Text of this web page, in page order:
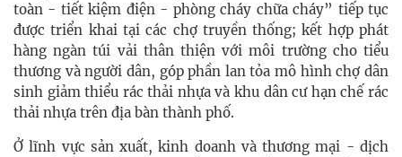
toàn - tiết kiệm điện - phòng cháy chữa cháy” tiếp tục
được triển khai tại các chợ truyền thống; kết hợp phát
hàng ngàn túi vải thân thiện với môi trường cho tiểu
thương và người dân, góp phần lan tỏa mô hình chợ dân
sinh giảm thiểu rác thải nhựa và khu dân cư hạn chế rác
thải nhựa trên địa bàn thành phố.
Ở lĩnh vực sản xuất, kinh doanh và thương mại - dịch